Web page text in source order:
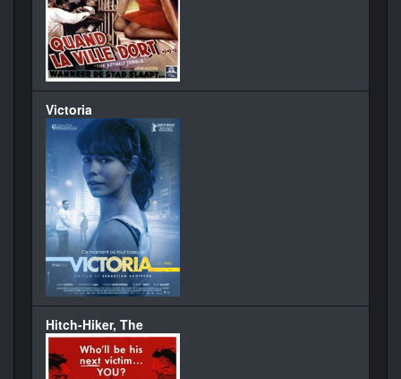
Victoria
Hitch-Hiker, The